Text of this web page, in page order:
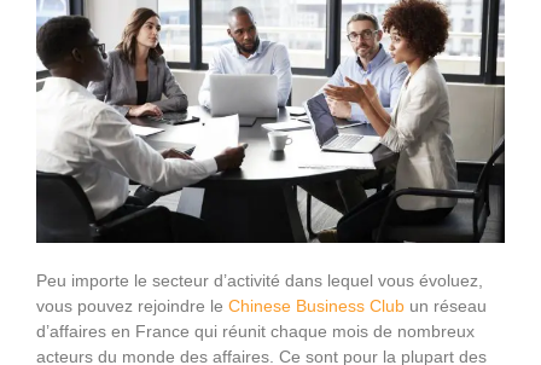
Peu importe le secteur d’activité dans lequel vous évoluez,
vous pouvez rejoindre le Chinese Business Club un réseau
d’affaires en France qui réunit chaque mois de nombreux
acteurs du monde des affaires. Ce sont pour la plupart des